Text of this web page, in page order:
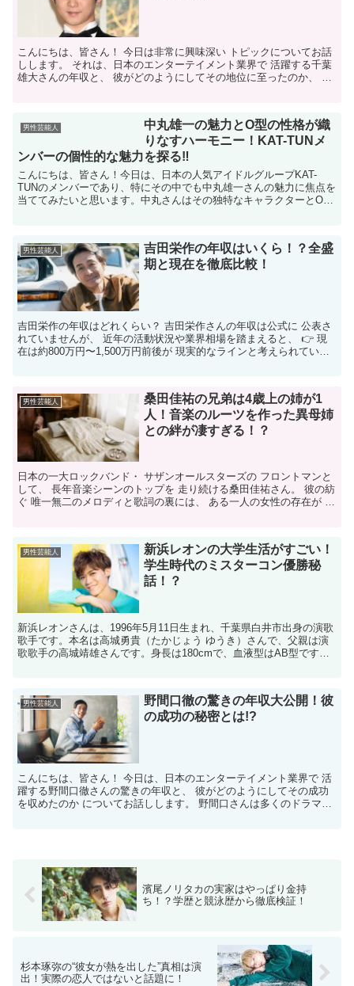
こんにちは、皆さん！ 今日は非常に興味深い トピックについてお話
しします。 それは、日本のエンターテイメント業界で 活躍する千葉
雄大さんの年収と、 彼がどのようにしてその地位に至ったのか、 そ
男性芸能人
中丸雄一の魅力とO型の性格が織
りなすハーモニー！KAT-TUNメ
ンバーの個性的な魅力を探る‼
こんにちは、皆さん！今日は、日本の人気アイドルグループKAT-
TUNのメンバーであり、特にその中でも中丸雄一さんの魅力に焦点を
当ててみたいと思います。中丸さんはその独特なキャラクターとO型
男性芸能人
吉田栄作の年収はいくら！？全盛
期と現在を徹底比較！
吉田栄作の年収はどれくらい？ 吉田栄作さんの年収は公式に 公表さ
れていませんが、 近年の活動状況や業界相場を踏まえると、 👉 現
在は約800万円〜1,500万円前後が 現実的なラインと考えられていま
男性芸能人
桑田佳祐の兄弟は4歳上の姉が1
人！音楽のルーツを作った異母姉
との絆が凄すぎる！？
日本の一大ロックバンド・ サザンオールスターズの フロントマンと
して、 長年音楽シーンのトップを 走り続ける桑田佳祐さん。 彼の紡
ぐ 唯一無二のメロディと歌詞の裏には、 ある一人の女性の存在が 大
男性芸能人
新浜レオンの大学生活がすごい！
学生時代のミスターコン優勝秘
話！？
新浜レオンさんは、1996年5月11日生まれ、千葉県白井市出身の演歌
歌手です。本名は高城勇貴（たかじょう ゆうき）さんで、父親は演
歌歌手の高城靖雄さんです。身長は180cmで、血液型はAB型です。
男性芸能人
野間口徹の驚きの年収大公開！彼
の成功の秘密とは!?
こんにちは、皆さん！ 今日は、日本のエンターテイメント業界で 活
躍する野間口徹さんの驚きの年収と、 彼がどのようにしてその成功
を収めたのか についてお話しします。 野間口さんは多くのドラマや
濱尾ノリタカの実家はやっぱり金持
ち！？学歴と競泳歴から徹底検証！
杉本琢弥の“彼女が熱を出した”真相は演
出！実際の恋人ではないと話題に！